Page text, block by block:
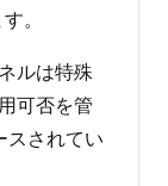
。
ルは特殊
可否を管
スされてい